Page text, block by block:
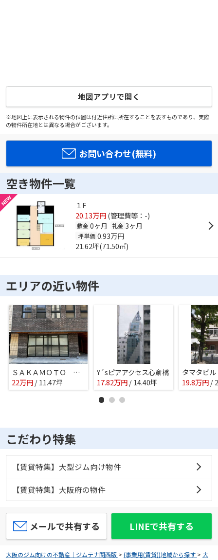
地図アプリで開く
※地図上に表示される物件の位置は付近住所に所在することを表すものであり、実際
の物件所在地とは異なる場合がございます。
お問い合わせ(無料)
空き物件一覧
１F
20.13万円(管理費等：-)
敷金 0ヶ月 礼金 3ヶ月
坪単価 0.93万円
21.62坪(71.50㎡)
エリアの近い物件
ＳＡＫＡＭＯＴＯ ＢＬＤ．
22万円/ 11.47坪
Y´sピアアクセス心斎橋
17.82万円/ 14.40坪
タマタビル
19.8万円/
こだわり特集
【賃貸特集】大型ジム向け物件
【賃貸特集】大阪府の物件
メールで共有する LINEで共有する
大阪のジム向けの不動産｜ジムテナ関西版 > (事業用(賃貸))地域から探す > 大